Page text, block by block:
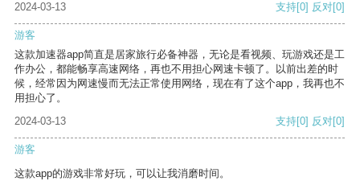
2024-03-13 支持[0] 反对[0]
游客
这款加速器app简直是居家旅行必备神器，无论是看视频、玩游戏还是工
作办公，都能畅享高速网络，再也不用担心网速卡顿了。以前出差的时
候，经常因为网速慢而无法正常使用网络，现在有了这个app，我再也不
用担心了。
2024-03-13
支持[0] 反对[0]
游客
这款app的游戏非常好玩，可以让我消磨时间。